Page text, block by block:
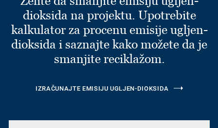
dioksida na projektu. Upotrebite
kalkulator za procenu emisije ugljen-
dioksida i saznajte kako možete da je
smanjite reciklažom.
IZRAČUNAJTE EMISIJU UGLJEN-DIOKSIDA